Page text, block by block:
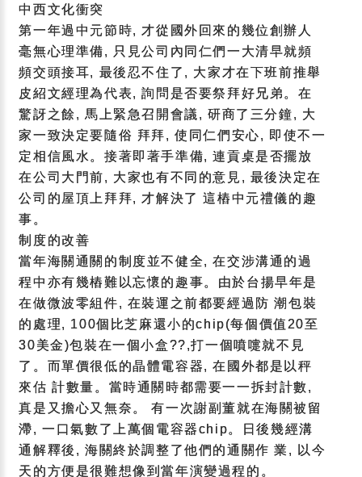
中西文化衝突
第一年過中元節時, 才從國外回來的幾位創辦人
毫無心理準備, 只見公司內同仁們一大清早就頻
頻交頭接耳, 最後忍不住了, 大家才在下班前推舉
皮紹文經理為代表, 詢問是否要祭拜好兄弟。在
驚訝之餘, 馬上緊急召開會議, 研商了三分鐘, 大
家一致決定要隨俗 拜拜, 使同仁們安心, 即使不一
定相信風水。接著即著手準備, 連貢桌是否擺放
在公司大門前, 大家也有不同的意見, 最後決定在
公司的屋頂上拜拜, 才解決了 這樁中元禮儀的趣
事。
制度的改善
當年海關通關的制度並不健全, 在交涉溝通的過
程中亦有幾樁難以忘懷的趣事。由於台揚早年是
在做微波零組件, 在裝運之前都要經過防 潮包裝
的處理, 100個比芝麻還小的chip(每個價值20至
30美金)包裝在一個小盒??,打一個噴嚏就不見
了。而單價很低的晶體電容器, 在國外都是以秤
來估 計數量。當時通關時都需要一一拆封計數,
真是又擔心又無奈。 有一次謝副董就在海關被留
滯, 一口氣數了上萬個電容器chip。日後幾經溝
通解釋後, 海關終於調整了他們的通關作 業, 以今
天的方便是很難想像到當年演變過程的。